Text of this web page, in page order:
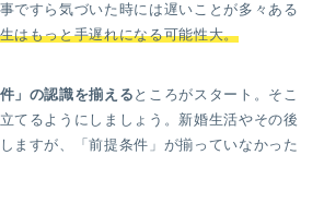
ですら気づいた時には遅いことが多々ある
はもっと手遅れになる可能性大。
」の認識を揃えるところがスタート。そこ
てるようにしましょう。新婚生活やその後
ますが、「前提条件」が揃っていなかった